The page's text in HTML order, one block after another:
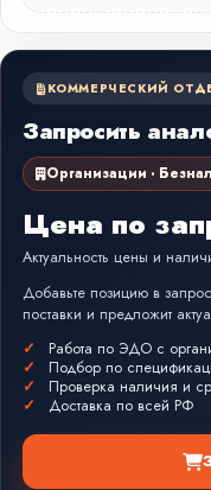
КОММЕРЧЕСКИЙ
Запросить
Организации ·
Цена по
Актуальность цены и
Добавьте позицию в
поставки и предложит
Работа по ЭДО с
Подбор по
Проверка наличия и
Доставка по всей РФ